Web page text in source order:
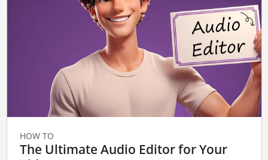
HOW TO
The Ultimate Audio Editor for Your